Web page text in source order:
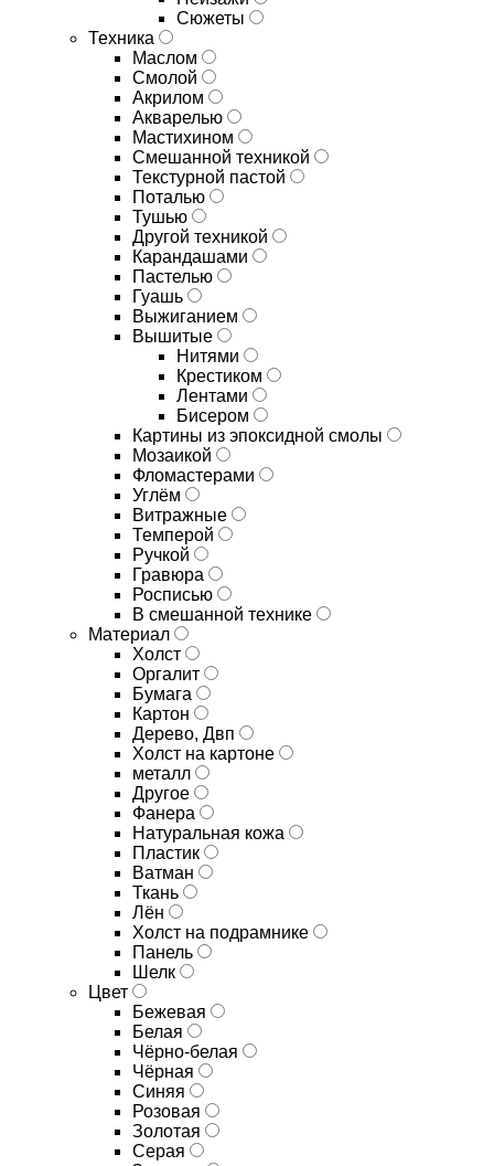
Сюжеты
Техника
Маслом
Смолой
Акрилом
Акварелью
Мастихином
Смешанной техникой
Текстурной пастой
Поталью
Тушью
Другой техникой
Карандашами
Пастелью
Гуашь
Выжиганием
Вышитые
Нитями
Крестиком
Лентами
Бисером
Картины из эпоксидной смолы
Мозаикой
Фломастерами
Углём
Витражные
Темперой
Ручкой
Гравюра
Росписью
В смешанной технике
Материал
Холст
Оргалит
Бумага
Картон
Дерево, Двп
Холст на картоне
металл
Другое
Фанера
Натуральная кожа
Пластик
Ватман
Ткань
Лён
Холст на подрамнике
Панель
Шелк
Цвет
Бежевая
Белая
Чёрно-белая
Чёрная
Синяя
Розовая
Золотая
Серая